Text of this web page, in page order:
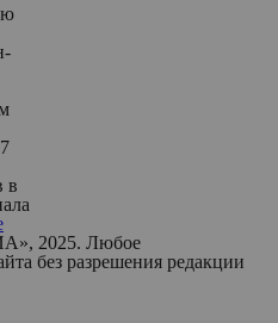
в
2025. Любое
без разрешения редакции